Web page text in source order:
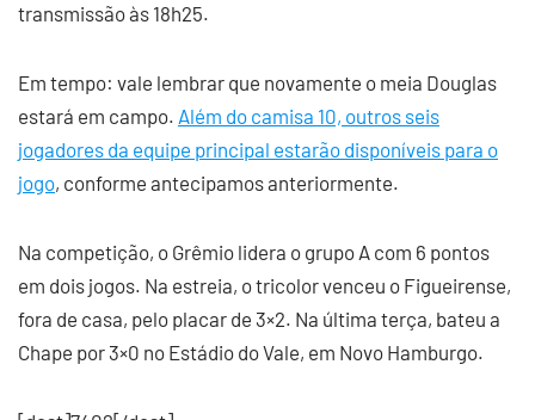
transmissão às 18h25.
Em tempo: vale lembrar que novamente o meia Douglas
estará em campo. Além do camisa 10, outros seis
jogadores da equipe principal estarão disponíveis para o
jogo, conforme antecipamos anteriormente.
Na competição, o Grêmio lidera o grupo A com 6 pontos
em dois jogos. Na estreia, o tricolor venceu o Figueirense,
fora de casa, pelo placar de 3×2. Na última terça, bateu a
Chape por 3×0 no Estádio do Vale, em Novo Hamburgo.